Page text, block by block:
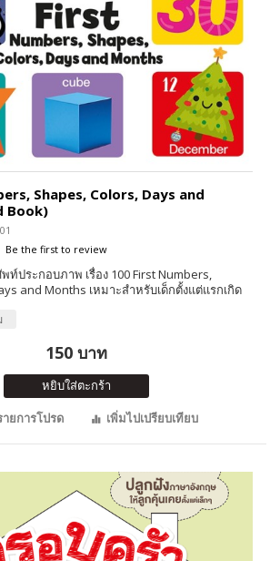
Shapes, Colors, Days and
Book)
Be the first to review
ประกอบภาพ เรื่อง 100 First Numbers,
and Months เหมาะสำหรับเด็กตั้งแต่แรกเกิด
150 บาท
หยิบใส่ตะกร้า
ายการโปรด
เพิ่มไปเปรียบเทียบ